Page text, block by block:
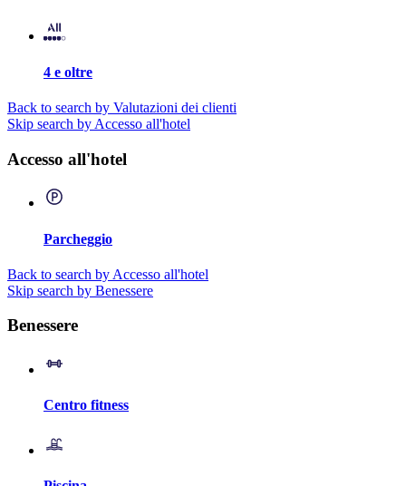
4 e oltre
Back to search by Valutazioni dei clienti
Skip search by Accesso all'hotel
Accesso all'hotel
Parcheggio
Back to search by Accesso all'hotel
Skip search by Benessere
Benessere
Centro fitness